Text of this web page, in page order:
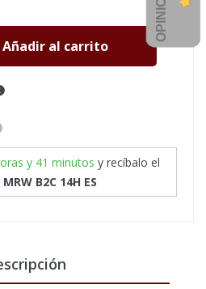
Añadir al carrito
y 41 minutos y recíbalo el
B2C 14H ES